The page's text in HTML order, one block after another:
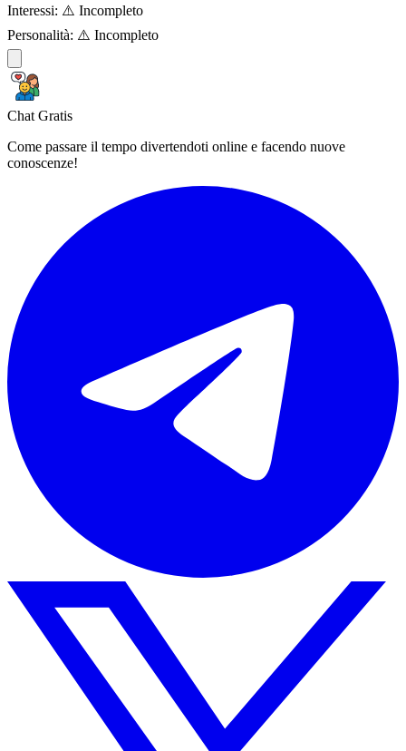
Interessi: ⚠️ Incompleto
Personalità: ⚠️ Incompleto
Chat Gratis
Come passare il tempo divertendoti online e facendo nuove
conoscenze!